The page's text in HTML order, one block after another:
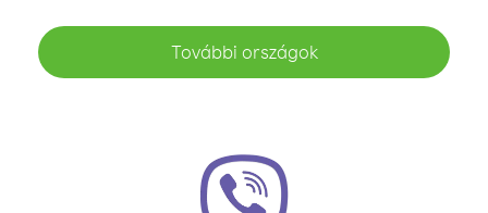
További országok